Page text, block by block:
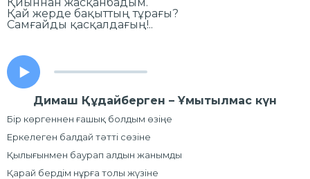
Қай жерде бақыттың тұрағы?
Самғайды қасқалдағың!..
Димаш Құдайберген – Ұмытылмас күн
Бір көргеннен ғашық болдым өзіңе
Еркелеген балдай тәтті сөзіне
Қылығынмен баурап алдын жанымды
Қарай бердім нұрға толы жүзіне